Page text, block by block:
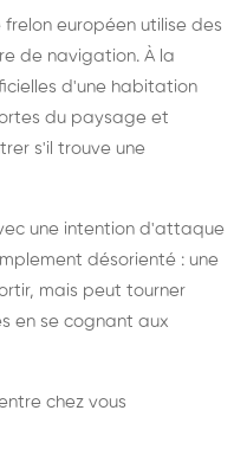
européen utilise des
de navigation. À la
d'une habitation
du paysage et
s'il trouve une
une intention d'attaque
désorienté : une
mais peut tourner
en se cognant aux
chez vous